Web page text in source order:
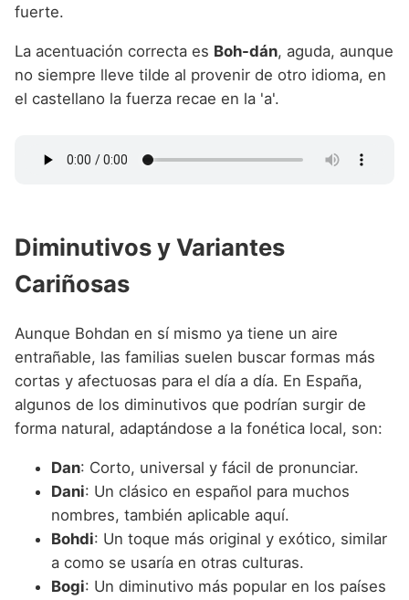
fuerte.
La acentuación correcta es Boh-dán, aguda, aunque
no siempre lleve tilde al provenir de otro idioma, en
el castellano la fuerza recae en la 'a'.
Diminutivos y Variantes
Cariñosas
Aunque Bohdan en sí mismo ya tiene un aire
entrañable, las familias suelen buscar formas más
cortas y afectuosas para el día a día. En España,
algunos de los diminutivos que podrían surgir de
forma natural, adaptándose a la fonética local, son:
Dan: Corto, universal y fácil de pronunciar.
Dani: Un clásico en español para muchos
nombres, también aplicable aquí.
Bohdi: Un toque más original y exótico, similar
a como se usaría en otras culturas.
Bogi: Un diminutivo más popular en los países